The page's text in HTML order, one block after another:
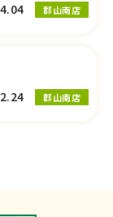
郡山南店
郡山南店